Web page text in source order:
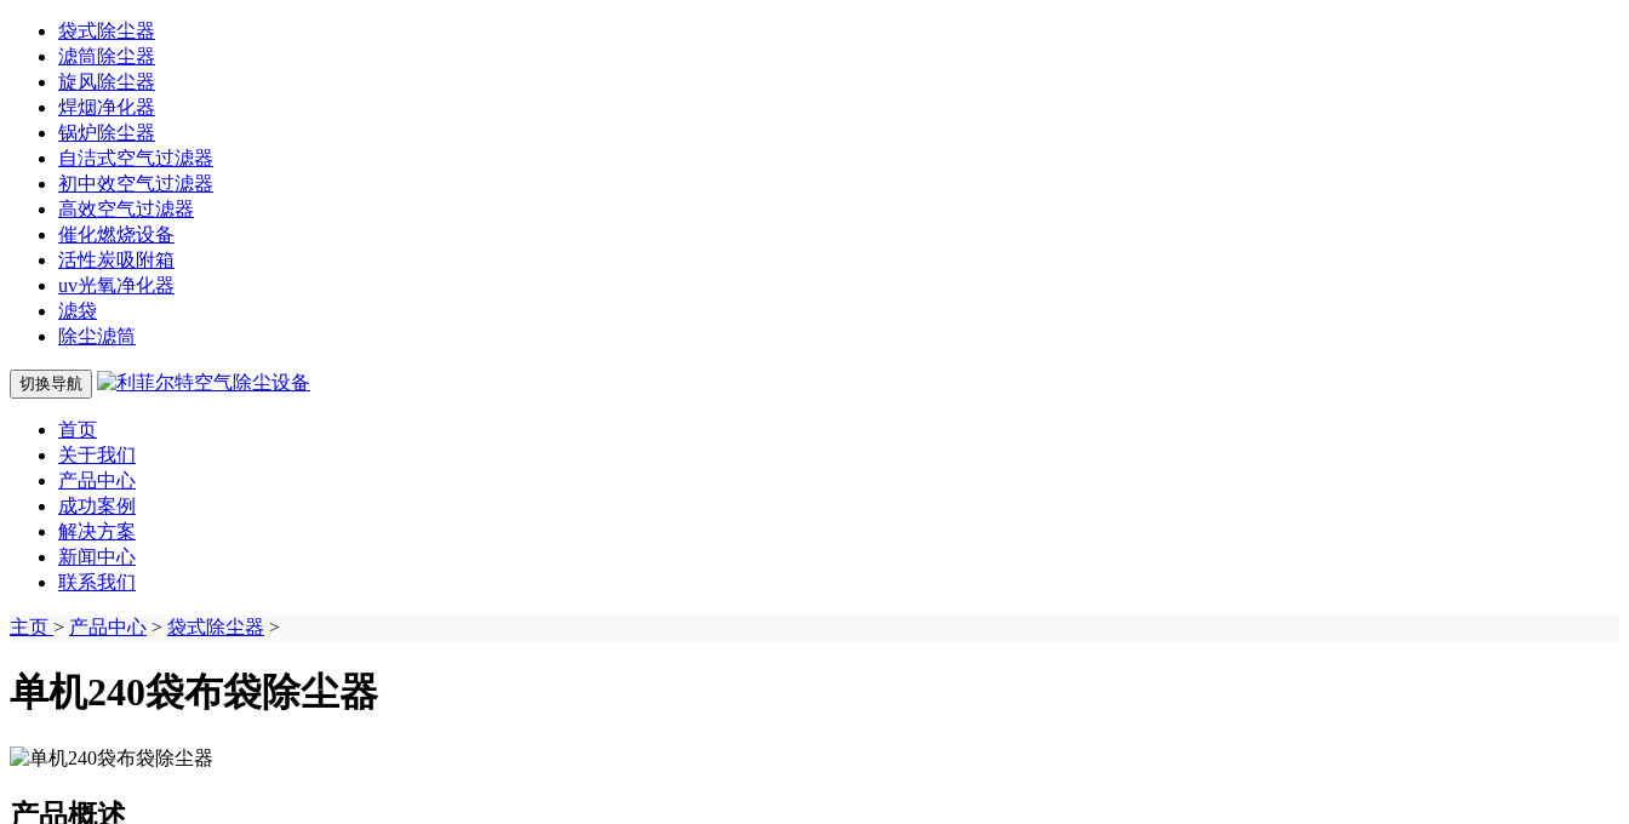
袋式除尘器
滤筒除尘器
旋风除尘器
焊烟净化器
锅炉除尘器
自洁式空气过滤器
初中效空气过滤器
高效空气过滤器
催化燃烧设备
活性炭吸附箱
uv光氧净化器
滤袋
除尘滤筒
切换导航
首页
关于我们
产品中心
成功案例
解决方案
新闻中心
联系我们
主页 > 产品中心 > 袋式除尘器 >
单机240袋布袋除尘器
产品概述